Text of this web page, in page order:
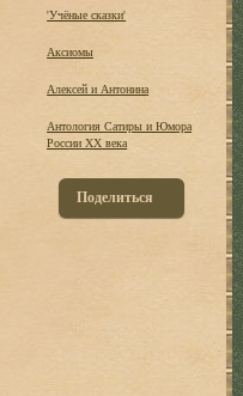
'Учёные сказки'
Аксиомы
Алексей и Антонина
Антология Сатиры и Юмора
России ХХ века
Поделиться